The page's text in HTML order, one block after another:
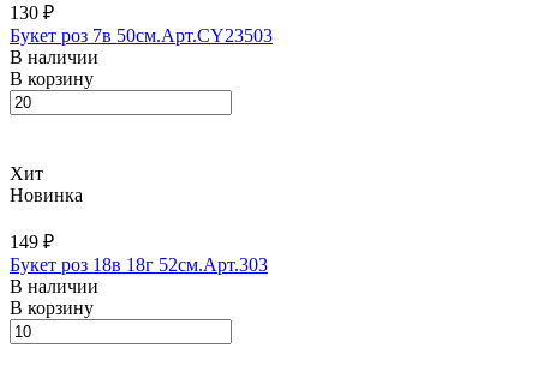
130 ₽
Букет роз 7в 50см.Арт.CY23503
В наличии
В корзину
Хит
Новинка
149 ₽
Букет роз 18в 18г 52см.Арт.303
В наличии
В корзину